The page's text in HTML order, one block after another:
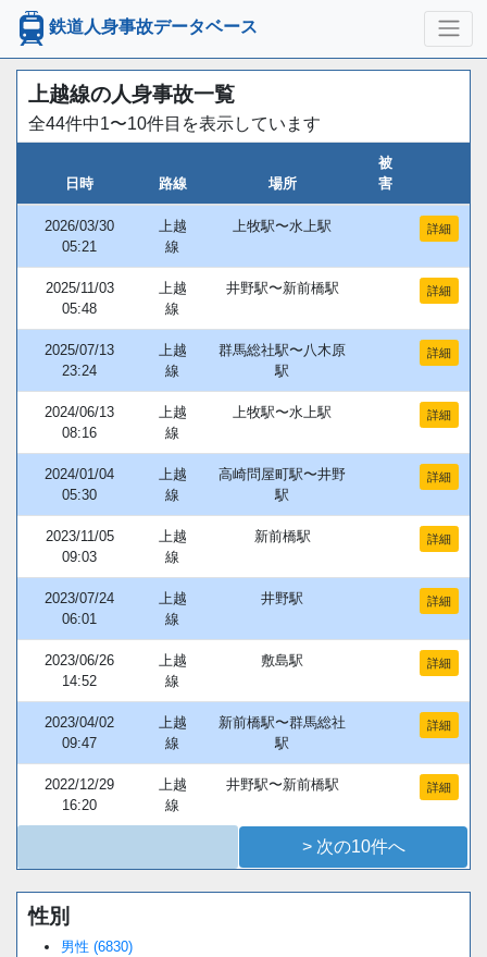
鉄道人身事故データベース
上越線の人身事故一覧
全44件中1〜10件目を表示しています
日時 路線 場所
被
害
2026/03/30
05:21
上越
線
上牧駅〜水上駅 詳細
2025/11/03
05:48
上越
線
井野駅〜新前橋駅 詳細
2025/07/13
23:24
上越
線
群馬総社駅〜八木原
駅
詳細
2024/06/13
08:16
上越
線
上牧駅〜水上駅 詳細
2024/01/04
05:30
上越
線
高崎問屋町駅〜井野
駅
詳細
2023/11/05
09:03
上越
線
新前橋駅 詳細
2023/07/24
06:01
上越
線
井野駅 詳細
2023/06/26
14:52
上越
線
敷島駅 詳細
2023/04/02
09:47
上越
線
新前橋駅〜群馬総社
駅
詳細
2022/12/29
16:20
上越
線
井野駅〜新前橋駅 詳細
> 次の10件へ
Unmute
性別
男性 (6830)